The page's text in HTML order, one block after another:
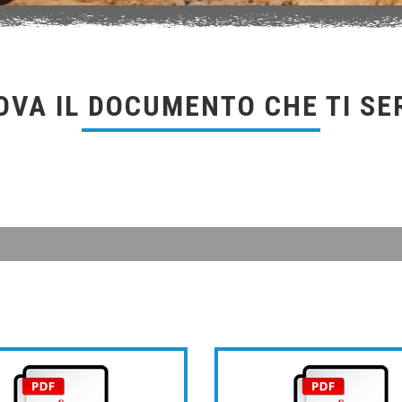
IL DOCUMENTO CHE TI